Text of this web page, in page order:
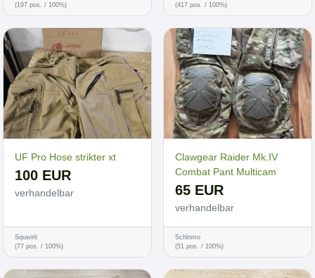
(197 pos. / 100%)
(417 pos. / 100%)
UF Pro Hose strikter xt
100 EUR
verhandelbar
Squwirli
(77 pos. / 100%)
Clawgear Raider Mk.IV
Combat Pant Multicam
65 EUR
verhandelbar
Schlomo
(51 pos. / 100%)